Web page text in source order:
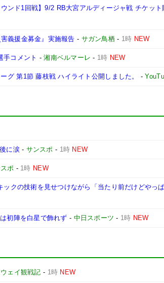
ンド1回戦】9/2 RB大宮アルディージャ戦 チケッ
義援金募金』実施報告 - サガン鳥栖- 1時 NEW
コメント -湘南ベルマーレ - 1時 NEW
グ 第1節 藤枝戦 ハイライト公開しました。 -
に涙 - サンスポ - 1時 NEW
ポ - 1時 NEW
クの技術を見せつけながら「当たり前だけどやっ
初陣を白星で飾れず - 中日スポーツ - 1時 NEW
ェイ観戦記 - 1時 NEW